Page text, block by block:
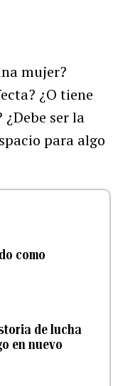
mujer?
¿O tiene
ser la
para algo
como
de lucha
en nuevo